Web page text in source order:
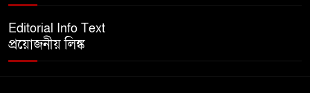
Editorial Info Text
প্রয়োজনীয় লিঙ্ক